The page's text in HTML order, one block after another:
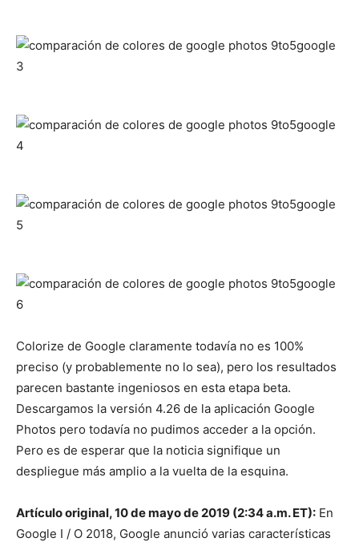
Colorize de Google claramente todavía no es 100%
preciso (y probablemente no lo sea), pero los resultados
parecen bastante ingeniosos en esta etapa beta.
Descargamos la versión 4.26 de la aplicación Google
Photos pero todavía no pudimos acceder a la opción.
Pero es de esperar que la noticia signifique un
despliegue más amplio a la vuelta de la esquina.
Artículo original, 10 de mayo de 2019 (2:34 a.m. ET): En
Google I / O 2018, Google anunció varias características